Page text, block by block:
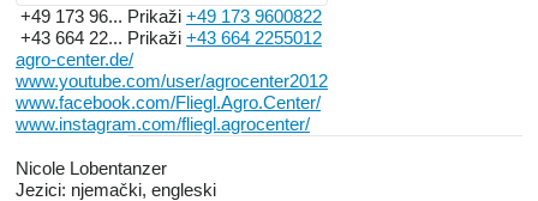
+49 173 96... Prikaži +49 173 9600822
+43 664 22... Prikaži +43 664 2255012
agro-center.de/
www.youtube.com/user/agrocenter2012
www.facebook.com/Fliegl.Agro.Center/
www.instagram.com/fliegl.agrocenter/
Nicole Lobentanzer
Jezici: njemački, engleski